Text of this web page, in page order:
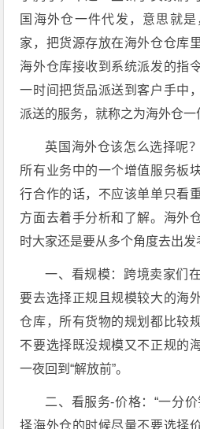
国海外仓一件代发，意思就
家，把货源存放在海外仓仓库
海外仓库接收到系统派发的指
一时间把货品派送到客户手中
派送的服务，就称之为海外仓一
英国海外仓该怎么选择呢
所有业务中的一个增值服务板
行合作的话，不应该单单只看
方面去着手分析和了解。海外
时大家还是要从多个角度去出发
一、看规模：跨境卖家们
要去选择正规且规模较大的海
仓库，所有货物的规划都比较
不要选择既没规模又不正规的
一夜回到“解放前”。
二、看服务-价格：“一分
择海外仓的时候尽量不要选择